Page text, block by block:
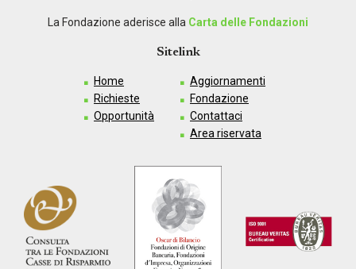
La Fondazione aderisce alla Carta delle Fondazioni
Sitelink
Home
Richieste
Opportunità
Aggiornamenti
Fondazione
Contattaci
Area riservata